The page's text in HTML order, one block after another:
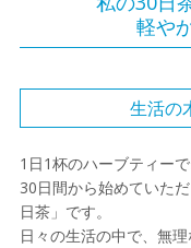
軽や
生活の
1日1杯のハーブティー
30日間から始めていた
日茶」です。
日々の生活の中で、無